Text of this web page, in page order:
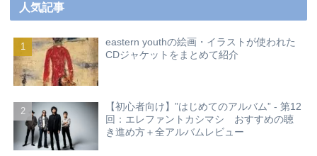
人気記事
eastern youthの絵画・イラストが使われた
CDジャケットをまとめて紹介
【初心者向け】”はじめてのアルバム” - 第12
回：エレファントカシマシ おすすめの聴
き進め方＋全アルバムレビュー